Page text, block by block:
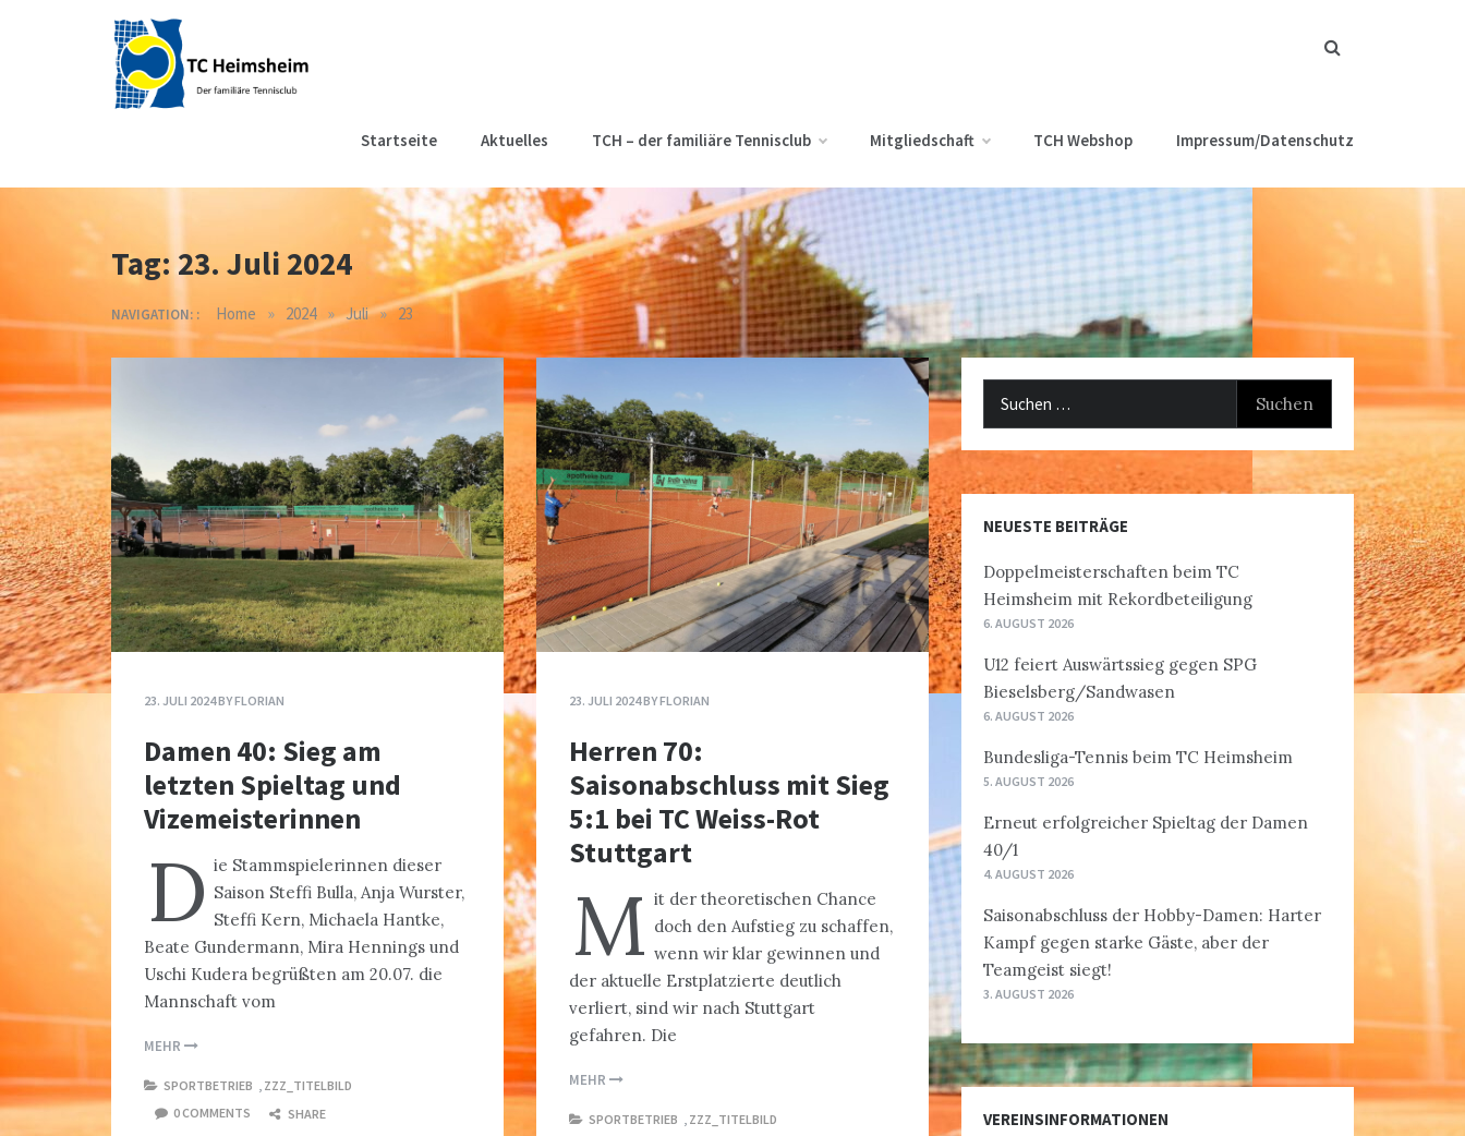
Startseite Aktuelles TCH – der familiäre Tennisclub Mitgliedschaft TCH Webshop Impressum/Datenschutz
Tag: 23. Juli 2024
NAVIGATION: : Home » 2024 » Juli » 23
23. JULI 2024BYFLORIAN
Damen 40: Sieg am
letzten Spieltag und
Vizemeisterinnen
D ie Stammspielerinnen dieser
Saison Steffi Bulla, Anja Wurster,
Steffi Kern, Michaela Hantke,
Beate Gundermann, Mira Hennings und
Uschi Kudera begrüßten am 20.07. die
Mannschaft vom
MEHR
SPORTBETRIEB
ZZZ_TITELBILD
0 COMMENTS
SHARE
23. JULI 2024BYFLORIAN
Herren 70:
Saisonabschluss mit Sieg
5:1 bei TC Weiss-Rot
Stuttgart
M it der theoretischen Chance
doch den Aufstieg zu schaffen,
wenn wir klar gewinnen und
der aktuelle Erstplatzierte deutlich
verliert, sind wir nach Stuttgart
gefahren. Die
MEHR
SPORTBETRIEB
ZZZ_TITELBILD
NEUESTE BEITRÄGE
Doppelmeisterschaften beim TC
Heimsheim mit Rekordbeteiligung
6. AUGUST 2026
U12 feiert Auswärtssieg gegen SPG
Bieselsberg/Sandwasen
6. AUGUST 2026
Bundesliga-Tennis beim TC Heimsheim
5. AUGUST 2026
Erneut erfolgreicher Spieltag der Damen
40/1
4. AUGUST 2026
Saisonabschluss der Hobby-Damen: Harter
Kampf gegen starke Gäste, aber der
Teamgeist siegt!
3. AUGUST 2026
VEREINSINFORMATIONEN